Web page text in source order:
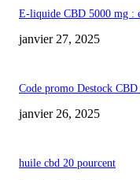
E-liquide CBD 5000 mg :
janvier 27, 2025
Code promo Destock
janvier 26, 2025
huile cbd 20 pourcent